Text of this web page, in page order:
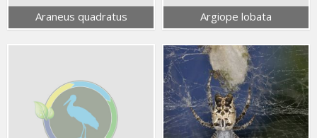
Araneus quadratus Argiope lobata